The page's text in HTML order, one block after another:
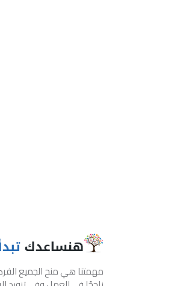
مهمتنا هي منح الجميع